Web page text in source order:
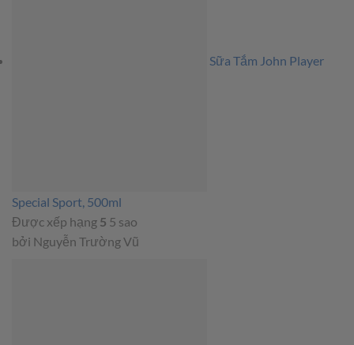
Sữa Tắm John Player
Special Sport, 500ml
Được xếp hạng 5 5 sao
bởi Nguyễn Trường Vũ